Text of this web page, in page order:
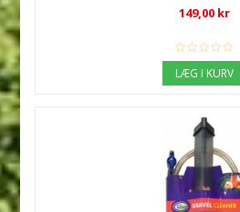
149,00 kr
LÆG I KURV